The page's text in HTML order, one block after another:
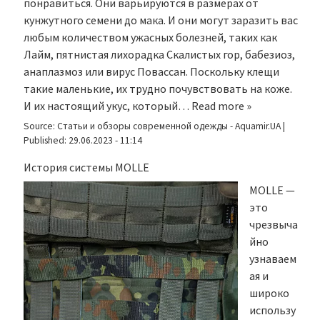
понравиться. Они варьируются в размерах от
кунжутного семени до мака. И они могут заразить вас
любым количеством ужасных болезней, таких как
Лайм, пятнистая лихорадка Скалистых гор, бабезиоз,
анаплазмоз или вирус Повассан. Поскольку клещи
такие маленькие, их трудно почувствовать на коже.
И их настоящий укус, который… Read more »
Source: Статьи и обзоры современной одежды - Aquamir.UA|
Published: 29.06.2023 - 11:14
История системы MOLLE
MOLLE —
это
чрезвыча
йно
узнаваем
ая и
широко
использу